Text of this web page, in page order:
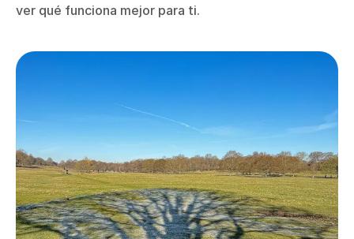
ver qué funciona mejor para ti.